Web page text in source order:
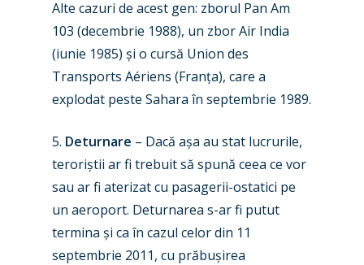
Alte cazuri de acest gen: zborul Pan Am
103 (decembrie 1988), un zbor Air India
(iunie 1985) și o cursă Union des
Transports Aériens (Franța), care a
explodat peste Sahara în septembrie 1989.
5. Deturnare – Dacă așa au stat lucrurile,
teroriștii ar fi trebuit să spună ceea ce vor
sau ar fi aterizat cu pasagerii-ostatici pe
un aeroport. Deturnarea s-ar fi putut
termina și ca în cazul celor din 11
septembrie 2011, cu prăbușirea